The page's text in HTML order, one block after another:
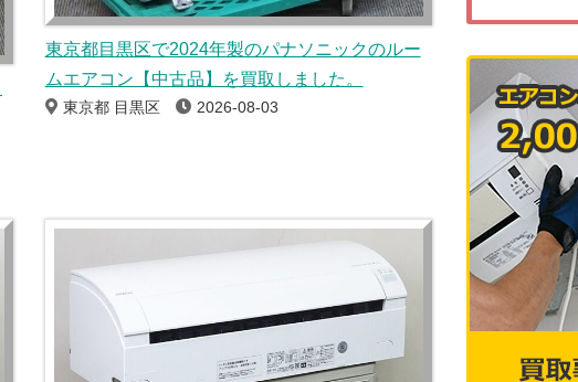
東京都目黒区で2024年製のパナソニックのルー
ムエアコン【中古品】を買取しました。
東京都 目黒区 2026-08-03